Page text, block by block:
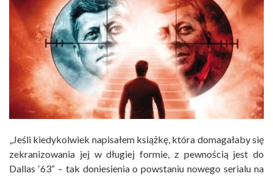
„Jeśli kiedykolwiek napisałem książkę, która domagałaby się
zekranizowania jej w długiej formie, z pewnością jest do
Dallas ‘63” – tak doniesienia o powstaniu nowego serialu na